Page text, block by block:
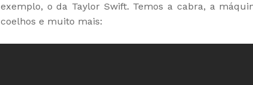
exemplo, o da Taylor Swift. Temos a cabra, a
coelhos e muito mais: